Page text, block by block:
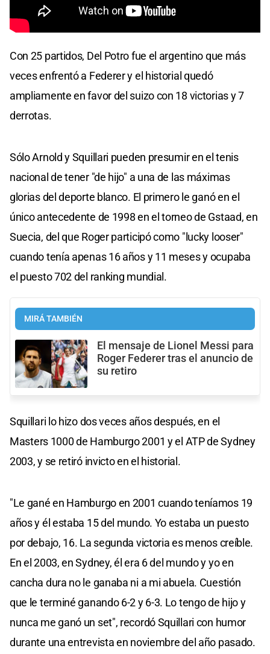
Con 25 partidos, Del Potro fue el argentino que más
veces enfrentó a Federer y el historial quedó
ampliamente en favor del suizo con 18 victorias y 7
derrotas.
Sólo Arnold y Squillari pueden presumir en el tenis
nacional de tener "de hijo" a una de las máximas
glorias del deporte blanco. El primero le ganó en el
único antecedente de 1998 en el torneo de Gstaad, en
Suecia, del que Roger participó como "lucky looser"
cuando tenía apenas 16 años y 11 meses y ocupaba
el puesto 702 del ranking mundial.
MIRÁ TAMBIÉN
El mensaje de Lionel Messi para
Roger Federer tras el anuncio de
su retiro
Squillari lo hizo dos veces años después, en el
Masters 1000 de Hamburgo 2001 y el ATP de Sydney
2003, y se retiró invicto en el historial.
"Le gané en Hamburgo en 2001 cuando teníamos 19
años y él estaba 15 del mundo. Yo estaba un puesto
por debajo, 16. La segunda victoria es menos creíble.
En el 2003, en Sydney, él era 6 del mundo y yo en
cancha dura no le ganaba ni a mi abuela. Cuestión
que le terminé ganando 6-2 y 6-3. Lo tengo de hijo y
nunca me ganó un set", recordó Squillari con humor
durante una entrevista en noviembre del año pasado.